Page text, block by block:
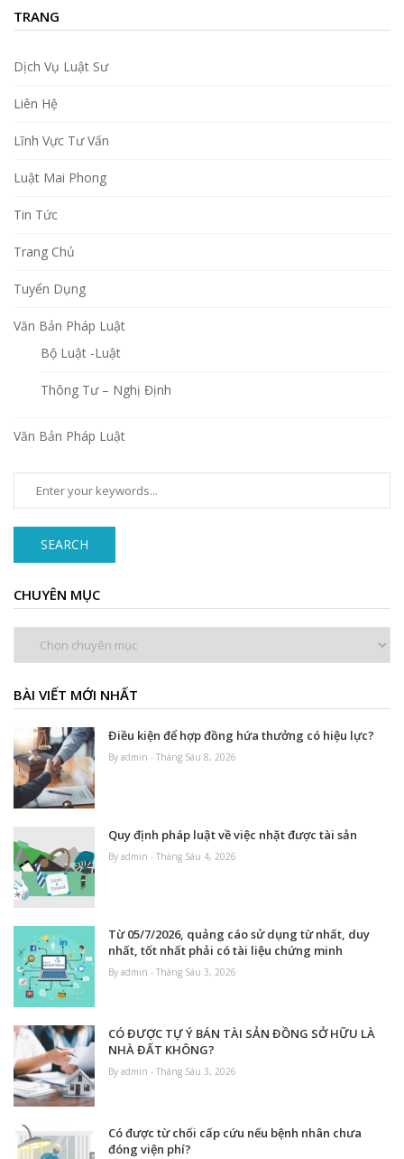
TRANG
Dịch Vụ Luật Sư
Liên Hệ
Lĩnh Vực Tư Vấn
Luật Mai Phong
Tin Tức
Trang Chủ
Tuyển Dụng
Văn Bản Pháp Luật
Bộ Luật -Luật
Thông Tư – Nghị Định
Văn Bản Pháp Luật
SEARCH
CHUYÊN MỤC
BÀI VIẾT MỚI NHẤT
Điều kiện để hợp đồng hứa thưởng có hiệu lực?
By admin - Tháng Sáu 8, 2026
Quy định pháp luật về việc nhặt được tài sản
By admin - Tháng Sáu 4, 2026
Từ 05/7/2026, quảng cáo sử dụng từ nhất, duy
nhất, tốt nhất phải có tài liệu chứng minh
By admin - Tháng Sáu 3, 2026
CÓ ĐƯỢC TỰ Ý BÁN TÀI SẢN ĐỒNG SỞ HỮU LÀ
NHÀ ĐẤT KHÔNG?
By admin - Tháng Sáu 3, 2026
Có được từ chối cấp cứu nếu bệnh nhân chưa
đóng viện phí?